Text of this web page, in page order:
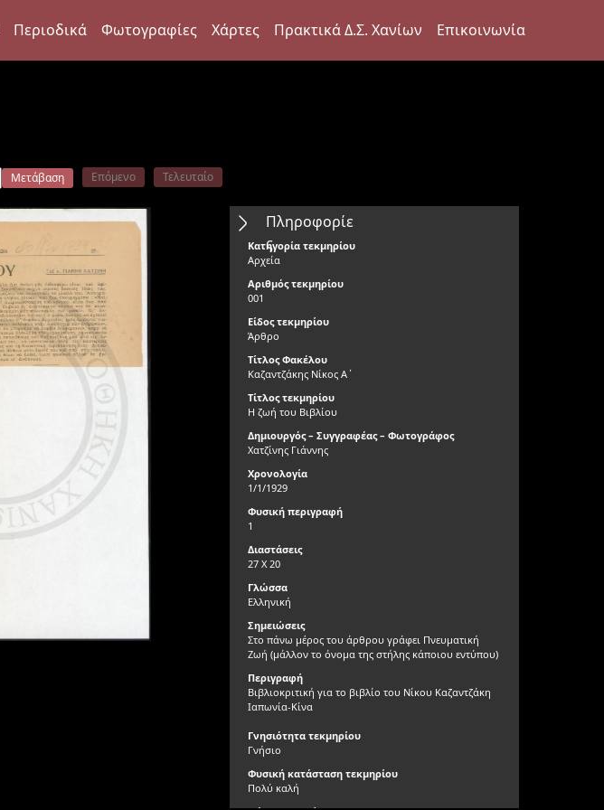
Περιοδικά Φωτογραφίες Χάρτες Πρακτικά Δ.Σ. Χανίων Επικοινωνία
Μετάβαση Επόμενο Τελευταίο
Πληροφορίε
ς
Κατηγορία τεκμηρίου
Αρχεία
Αριθμός τεκμηρίου
001
Είδος τεκμηρίου
Άρθρο
Τίτλος Φακέλου
Καζαντζάκης Νίκος Α΄
Τίτλος τεκμηρίου
Η ζωή του Βιβλίου
Δημιουργός – Συγγραφέας – Φωτογράφος
Χατζίνης Γιάννης
Χρονολογία
1/1/1929
Φυσική περιγραφή
1
Διαστάσεις
27 X 20
Γλώσσα
Ελληνική
Σημειώσεις
Στο πάνω μέρος του άρθρου γράφει Πνευματική
Ζωή (μάλλον το όνομα της στήλης κάποιου εντύπου)
Περιγραφή
Βιβλιοκριτική για το βιβλίο του Νίκου Καζαντζάκη
Ιαπωνία-Κίνα
Γνησιότητα τεκμηρίου
Γνήσιο
Φυσική κατάσταση τεκμηρίου
Πολύ καλή